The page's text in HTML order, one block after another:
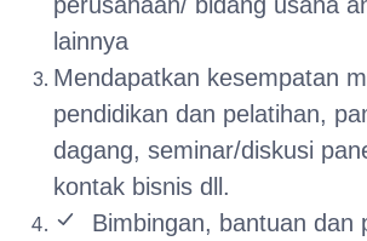
lainnya
Mendapatkan kesempatan
pendidikan dan pelatihan,
dagang, seminar/diskusi
kontak bisnis dll.
Bimbingan, bantuan dan